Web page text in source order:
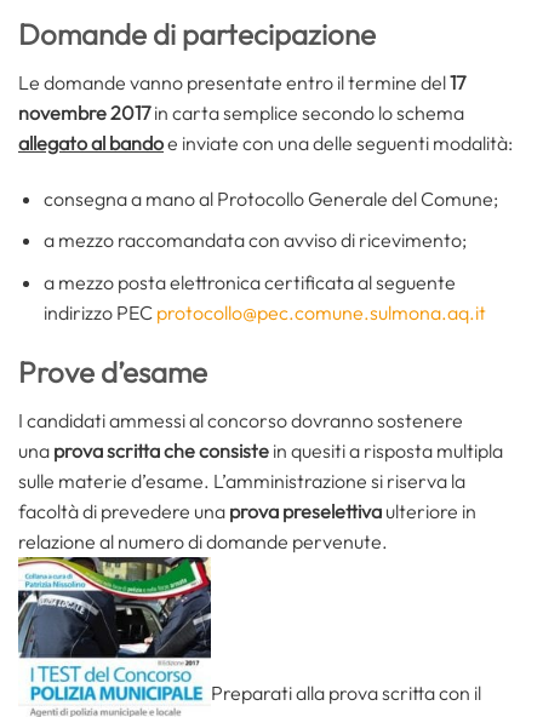
Domande di partecipazione
Le domande vanno presentate entro il termine del17
novembre 2017in carta semplice secondo lo schema
allegato al bandoe inviate con una delle seguenti modalità:
consegna a mano al Protocollo Generale del Comune;
a mezzo raccomandata con avviso di ricevimento;
a mezzo posta elettronica certificata al seguente
indirizzo PEC protocollo@pec.comune.sulmona.aq.it
Prove d’esame
I candidati ammessi al concorso dovranno sostenere
una prova scritta che consiste in quesiti a risposta multipla
sulle materie d’esame. L’amministrazione si riserva la
facoltà di prevedere una prova preselettiva ulteriore in
relazione al numero di domande pervenute.
Preparati alla prova scritta con il